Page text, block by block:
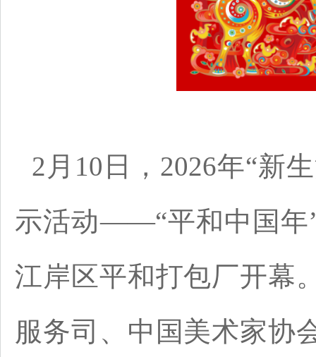
2月10日，2026年“新
示活动——“平和中国年
江岸区平和打包厂开幕
服务司、中国美术家协